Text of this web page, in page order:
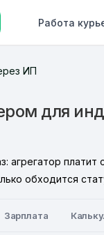
Работа
ИП
для
агрегатор
обходится
Зарплата